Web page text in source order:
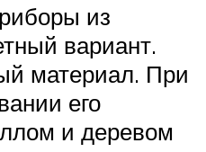
из
вариант.
материал. При
его
и деревом